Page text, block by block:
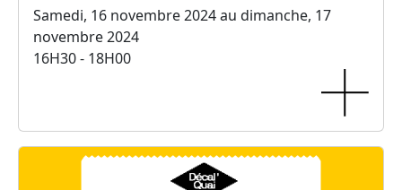
Samedi, 16 novembre 2024 au dimanche, 17
novembre 2024
16H30 - 18H00